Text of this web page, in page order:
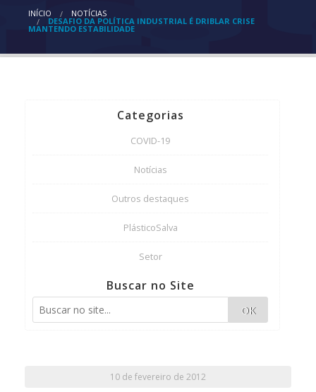
INÍCIO NOTÍCIAS
DESAFIO DA POLÍTICA INDUSTRIAL É DRIBLAR CRISE
MANTENDO ESTABILIDADE
Categorias
COVID-19
Notícias
Outros destaques
PlásticoSalva
Setor
Buscar no Site
OK
10 de fevereiro de 2012